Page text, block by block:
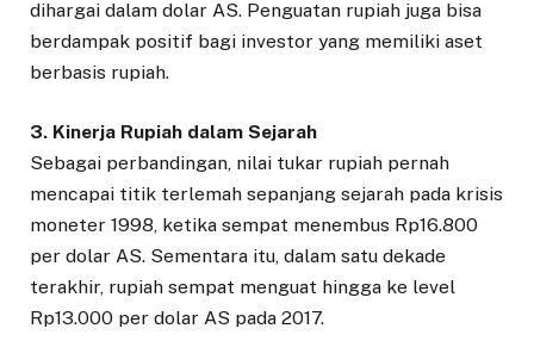
dihargai dalam dolar AS. Penguatan rupiah juga bisa
berdampak positif bagi investor yang memiliki aset
berbasis rupiah.
3. Kinerja Rupiah dalam Sejarah
Sebagai perbandingan, nilai tukar rupiah pernah
mencapai titik terlemah sepanjang sejarah pada krisis
moneter 1998, ketika sempat menembus Rp16.800
per dolar AS. Sementara itu, dalam satu dekade
terakhir, rupiah sempat menguat hingga ke level
Rp13.000 per dolar AS pada 2017.